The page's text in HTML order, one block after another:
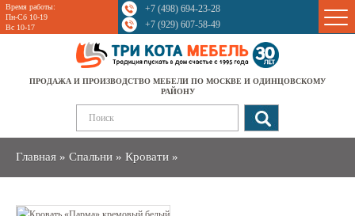
Время работы:
Пн-Сб 10-19
Вс 10-17
+7 (498) 694-23-28
+7 (929) 607-58-49
ПРОДАЖА И ПРОИЗВОДСТВО МЕБЕЛИ ПО МОСКВЕ И ОДИНЦОВСКОМУ
РАЙОНУ
Главная » Спальни » Кровати »
Sale